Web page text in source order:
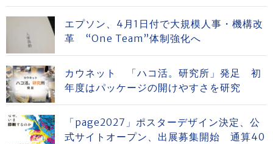
エプソン、4月1日付で大規模人事・機構改
革 “One Team”体制強化へ
カウネット 「ハコ活。研究所」発足 初
年度はパッケージの開けやすさを研究
「page2027」ポスターデザイン決定、公
式サイトオープン、出展募集開始 通算40